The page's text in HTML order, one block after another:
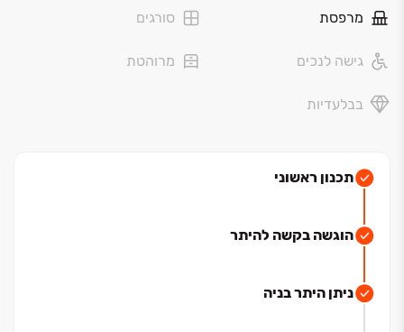
מרפסת סורגים
גישה לנכים מרוהטת
בבלעדיות
תכנון ראשוני
הוגשה בקשה להיתר
ניתן היתר בניה